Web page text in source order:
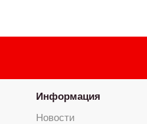
Информация
Новости